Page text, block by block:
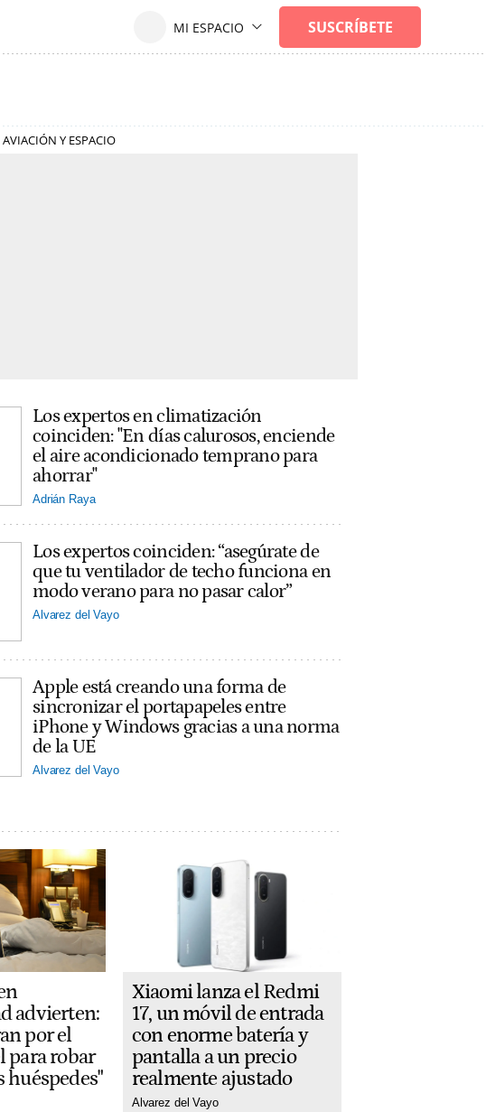
AVIACIÓN Y ESPACIO
Los expertos en climatización
coinciden: "En días calurosos, enciende
el aire acondicionado temprano para
ahorrar"
Adrián Raya
Los expertos coinciden: “asegúrate de
que tu ventilador de techo funciona en
modo verano para no pasar calor”
Alvarez del Vayo
Apple está creando una forma de
sincronizar el portapapeles entre
iPhone y Windows gracias a una norma
de la UE
Alvarez del Vayo
advierten:
por el
para robar
huéspedes"
Xiaomi lanza el Redmi
17, un móvil de entrada
con enorme batería y
pantalla a un precio
realmente ajustado
Alvarez del Vayo